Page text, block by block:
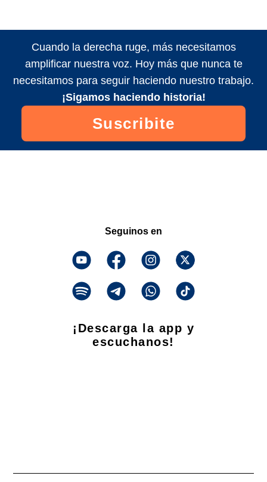
Cuando la derecha ruge, más necesitamos
amplificar nuestra voz. Hoy más que nunca te
necesitamos para seguir haciendo nuestro trabajo.
¡Sigamos haciendo historia!
Suscribite
Seguinos en
¡Descarga la app y
escuchanos!